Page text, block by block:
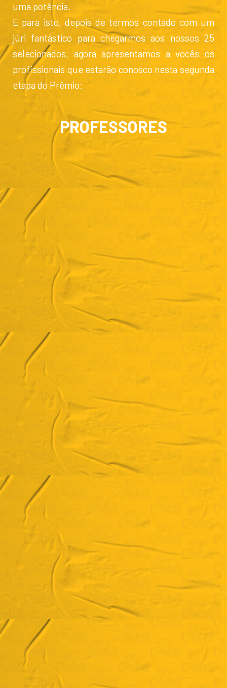
uma potência.
E para isto, depois de termos contado com um
júri fantástico para chegarmos aos nossos 25
selecionados, agora apresentamos a vocês os
profissionais que estarão conosco nesta segunda
etapa do Prêmio:
PROFESSORES
Claudia Chigres
Mini Curso de
Leonardo Tonus
Mini Curso de Literaturas em Língua Portuguesa
VER BIO COMPLETA